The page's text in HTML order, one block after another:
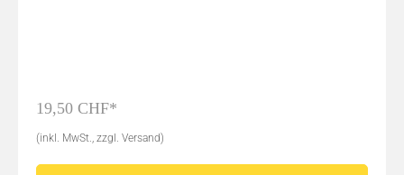
19,50 CHF*
(inkl. MwSt., zzgl. Versand)